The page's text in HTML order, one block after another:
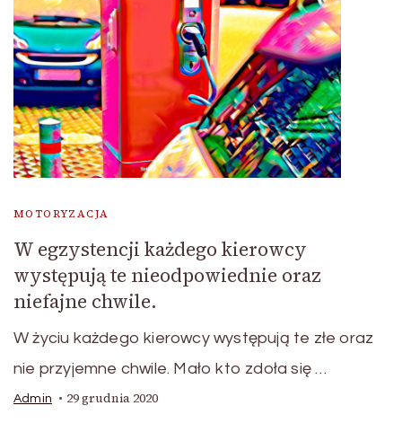
MOTORYZACJA
W egzystencji każdego kierowcy
występują te nieodpowiednie oraz
niefajne chwile.
W życiu każdego kierowcy występują te złe oraz
nie przyjemne chwile. Mało kto zdoła się …
Admin 29 grudnia 2020